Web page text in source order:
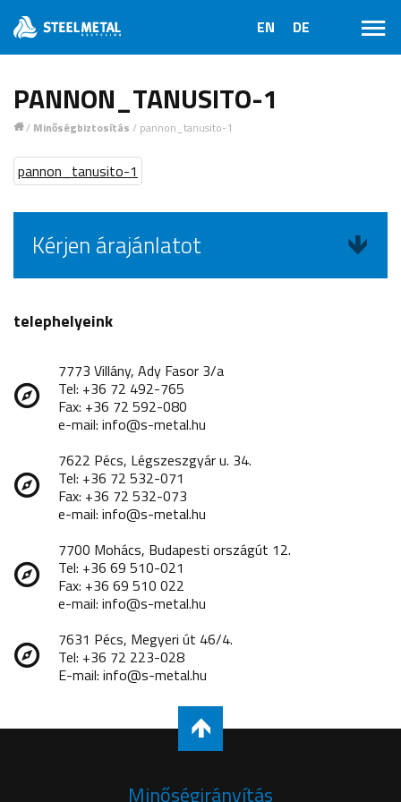
PANNON_TANUSITO-1
1/ Minőségbiztosítás / pannon_tanusito-1
pannon_tanusito-1
Kérjen árajánlatot
telephelyeink
7773 Villány, Ady Fasor 3/a
Tel: +36 72 492-765
Fax: +36 72 592-080
e-mail: info@s-metal.hu
7622 Pécs, Légszeszgyár u. 34.
Tel: +36 72 532-071
Fax: +36 72 532-073
e-mail: info@s-metal.hu
7700 Mohács, Budapesti országút 12.
Tel: +36 69 510-021
Fax: +36 69 510 022
e-mail: info@s-metal.hu
7631 Pécs, Megyeri út 46/4.
Tel: +36 72 223-028
E-mail: info@s-metal.hu
Minőségirányítás